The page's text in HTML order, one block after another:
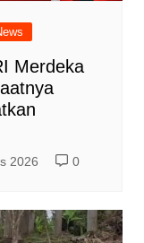
Merdeka
2026 0